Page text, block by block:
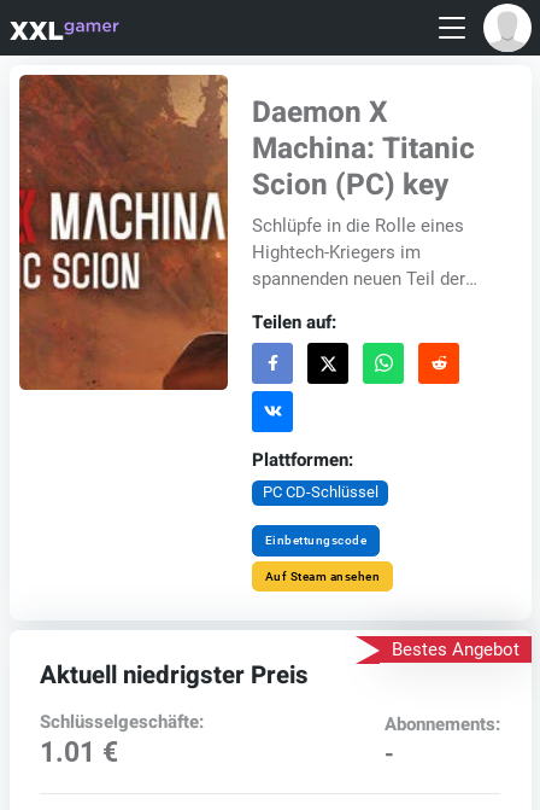
Daemon X
Machina: Titanic
Scion (PC) key
Schlüpfe in die Rolle eines
Hightech-Kriegers im
spannenden neuen Teil der
Steuere dein personalisiertes
Arsenal in die Schlac...
Teilen auf:
Plattformen:
PC CD-Schlüssel
Einbettungscode
Auf Steam ansehen
Bestes Angebot
Aktuell niedrigster Preis
Schlüsselgeschäfte:
1.01 €
Abonnements:
-